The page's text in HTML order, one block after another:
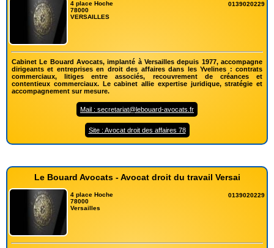
4 place Hoche
78000
VERSAILLES
0139020229
Cabinet Le Bouard Avocats, implanté à Versailles depuis 1977, accompagne
dirigeants et entreprises en droit des affaires dans les Yvelines : contrats
commerciaux, litiges entre associés, recouvrement de créances et
contentieux commerciaux. Le cabinet allie expertise juridique, stratégie et
accompagnement sur mesure.
Mail : secretariat@lebouard-avocats.fr
Site : Avocat droit des affaires 78
Le Bouard Avocats - Avocat droit du travail Versai
4 place Hoche
78000
Versailles
0139020229